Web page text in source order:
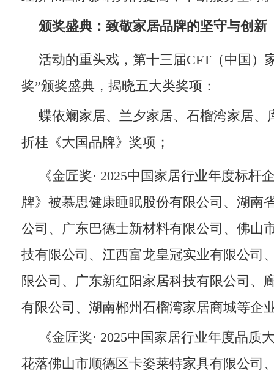
颁奖盛典：致敬家居品牌的坚守与创新
活动的重头戏，第十三届CFT（中国）
奖”颁奖盛典，揭晓五大类奖项：
蝶依斓家居、兰夕家居、石榴湾家居、
折桂《大国品牌》奖项；
《金匠奖· 2025中国家居行业年度标杆
牌》被慕思健康睡眠股份有限公司、湖南
公司、广东巴德士新材料有限公司、佛山
技有限公司、江西富龙皇冠实业有限公司
限公司、广东新红阳家居科技有限公司、
有限公司、湖南郴州石榴湾家居商城等企
《金匠奖· 2025中国家居行业年度品质
花落佛山市顺德区卡姿莱特家具有限公司